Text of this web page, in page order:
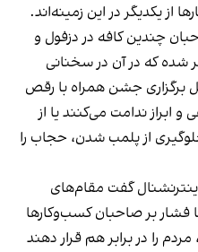
از یکدیگر در این زمینه‌اند.
چندین کافه در دزفول و
شده که در آن در سخنانی
برگزاری جشن همراه با رقص
ابراز ندامت می‌کنند یا از
از پلمب شدن، حجاب را
گفت مقام‌های
بر صاحبان کسب‌وکارها
را در برابر هم قرار دهند